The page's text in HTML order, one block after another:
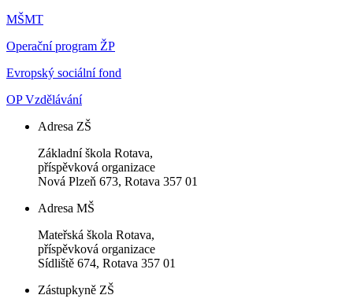
MŠMT
Operační program ŽP
Evropský sociální fond
OP Vzdělávání
Adresa ZŠ
Základní škola Rotava,
příspěvková organizace
Nová Plzeň 673, Rotava 357 01
Adresa MŠ
Mateřská škola Rotava,
příspěvková organizace
Sídliště 674, Rotava 357 01
Zástupkyně ZŠ